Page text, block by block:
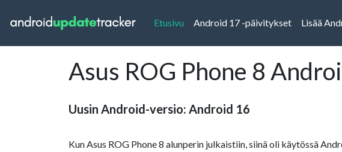
Etusivu (current)
Android 17 -päivitykset Lisää
Asus ROG Phone 8
Uusin Android-versio: Android 16
Kun Asus ROG Phone 8 alunperin julkaistiin, siinä oli käytössä